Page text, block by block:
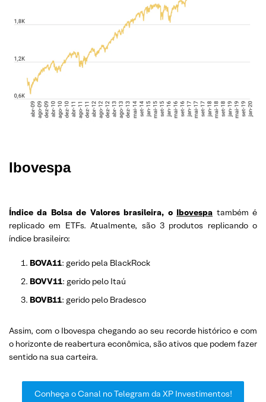
Ibovespa
Índice da Bolsa de Valores brasileira, o Ibovespa também é
replicado em ETFs. Atualmente, são 3 produtos replicando o
índice brasileiro:
BOVA11: gerido pela BlackRock
BOVV11: gerido pelo Itaú
BOVB11: gerido pelo Bradesco
Assim, com o Ibovespa chegando ao seu recorde histórico e com
o horizonte de reabertura econômica, são ativos que podem fazer
sentido na sua carteira.
Conheça o Canal no Telegram da XP Investimentos!